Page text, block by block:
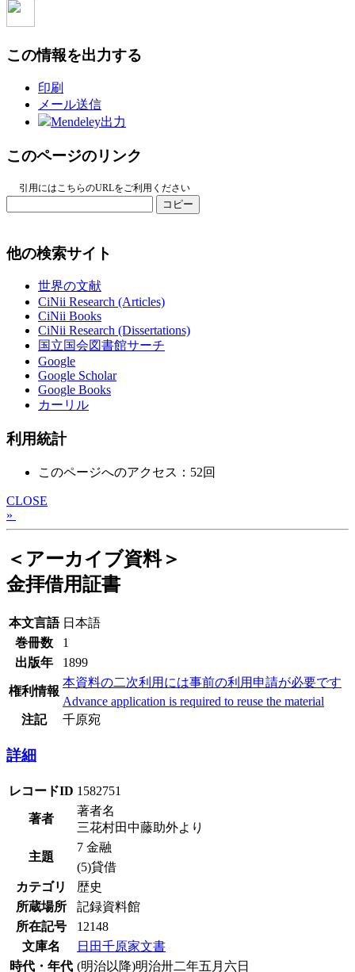
この情報を出力する
印刷
メール送信
Mendeley出力
このページのリンク
引用にはこちらのURLをご利用ください
コピー
他の検索サイト
世界の文献
CiNii Research (Articles)
CiNii Books
CiNii Research (Dissertations)
国立国会図書館サーチ
Google
Google Scholar
Google Books
カーリル
利用統計
このページへのアクセス：52回
CLOSE
»
＜アーカイブ資料＞
金拝借用証書
本文言語 日本語
巻冊数
1
出版年
1899
権利情報
本資料の二次利用には事前の利用申請が必要です
Advance application is required to reuse the material
注記
千原宛
詳細
レコードID 1582751
著者
著者名
三花村田中藤助外より
主題
7 金融
(5)貸借
カテゴリ
歴史
所蔵場所
記録資料館
所在記号
12148
文庫名
日田千原家文書
時代・年代 (明治以降)明治卅二年五月六日